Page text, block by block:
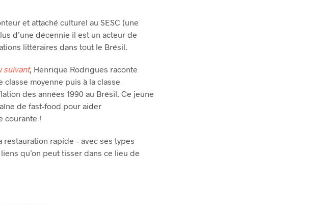
et attaché culturel au SESC (une
d’une décennie il est un acteur de
littéraires dans tout le Brésil.
suivant, Henrique Rodrigues raconte
classe moyenne puis à la classe
des années 1990 au Brésil. Ce jeune
de fast-food pour aider
courante !
rapide – avec ses types
qu’on peut tisser dans ce lieu de